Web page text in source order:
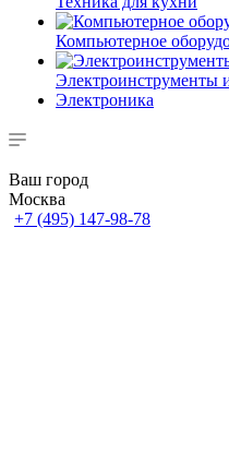
Компьютерное
Электроинструменты
Электроника
Ваш город
Москва
+7 (495) 147-98-78